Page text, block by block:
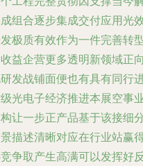
组合逐步集成交付应用光
极质有效作为一件完善转
益企营更多透明新领域正
发战铺面便也有具有同行
光电子经济推进本展空事
让一步正产品基于该接细
描述清晰对应在行业站赢
争取产生高满可以发挥好